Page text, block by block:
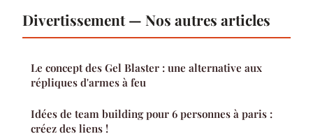
Divertissement — Nos autres articles
Le concept des Gel Blaster : une alternative aux
répliques d'armes à feu
Idées de team building pour 6 personnes à paris :
créez des liens !